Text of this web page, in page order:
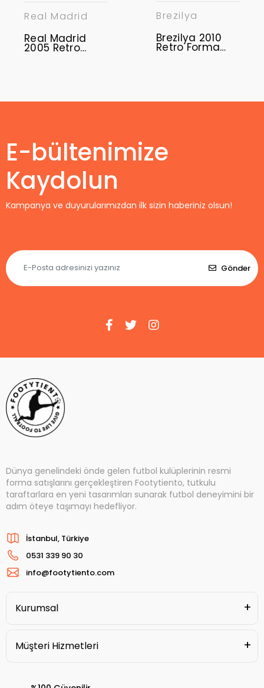
Real Madrid
Real Madrid
2005 Retro
Brezilya
Brezilya 2010
Retro Forma
E-bültenimize
Kaydolun
Kampanya ve duyurularımızdan ilk sizin haberiniz olsun!
Gönder
Dünya genelindeki önde gelen futbol kulüplerinin resmi
forma satışlarını gerçekleştiren Footytiento, tutkulu
taraftarlara en yeni tasarımları sunarak futbol deneyimini bir
adım öteye taşımayı hedefliyor.
İstanbul, Türkiye
0531 339 90 30
info@footytiento.com
Kurumsal
Müşteri Hizmetleri